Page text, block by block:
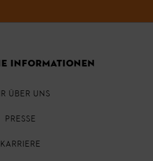
INFORMATIONEN
ÜBER UNS
PRESSE
KARRIERE